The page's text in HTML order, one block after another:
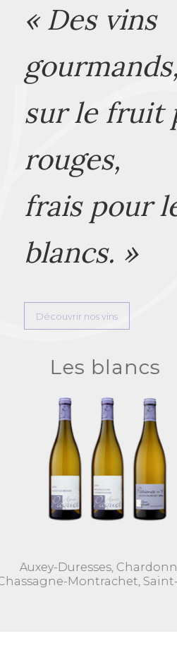
« Des vins
gourmands,
sur le fruit
rouges,
frais pour
blancs. »
Découvrir nos vins
Les
Bourgogne Pinot
Duresses, Pommard